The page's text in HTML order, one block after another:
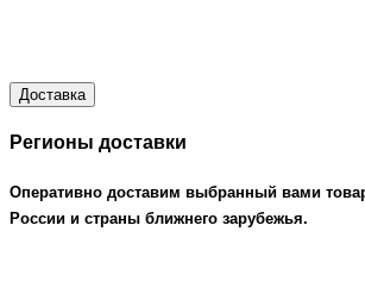
Доставка
Регионы доставки
Оперативно доставим выбранный вами
России и страны ближнего зарубежья.